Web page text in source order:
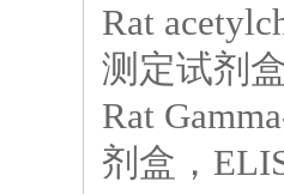
Rat
测定试剂
Rat
剂盒，